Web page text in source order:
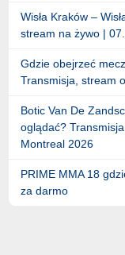
Wisła Kraków –
stream na żywo |
Gdzie obejrzeć
Transmisja, stream
Botic Van De
oglądać?
Montreal 2026
PRIME MMA 18
za darmo